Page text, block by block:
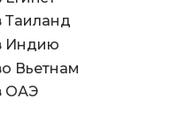
Таиланд
Индию
Вьетнам
ОАЭ